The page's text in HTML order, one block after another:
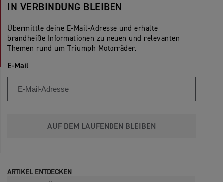
IN VERBINDUNG BLEIBEN
Übermittle deine E-Mail-Adresse und erhalte
brandheiße Informationen zu neuen und relevanten
Themen rund um Triumph Motorräder.
E-Mail
AUF DEM LAUFENDEN BLEIBEN
ARTIKEL ENTDECKEN